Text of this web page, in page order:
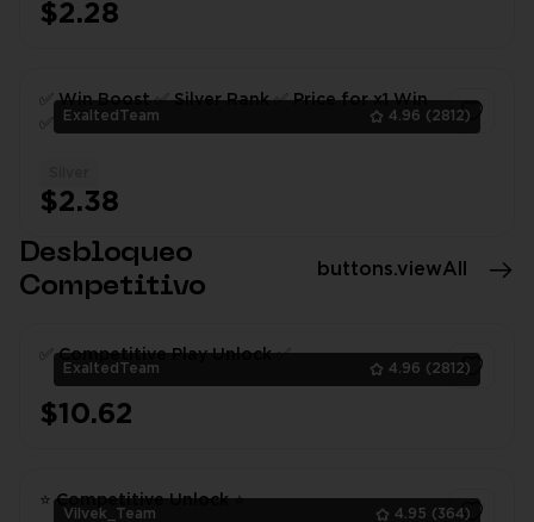
$2.28
ExaltedTeam 4.96 (2812)
✅ Win Boost ✅ Silver Rank ✅ Price for x1 Win
$2.38
Desbloqueo
Competitivo
buttons.viewAll
ExaltedTeam 4.96 (2812)
✅ Competitive Play Unlock ✅
$10.62
Vilvek_Team 4.95 (364)
⭐ Competitive Unlock ⭐